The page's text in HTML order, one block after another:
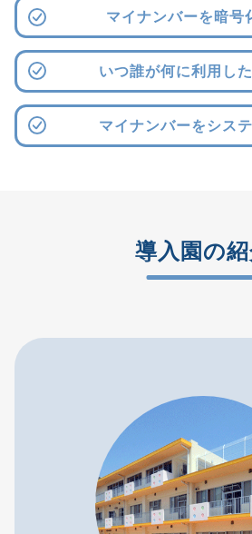
マイナンバーを暗号
いつ誰が何に利用し
マイナンバーをシス
導入園の